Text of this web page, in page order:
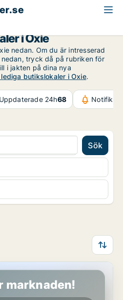
i Oxie
nedan. Om du är intresserad
tryck då på rubriken för
i jakten på dina nya
butikslokaler i Oxie.
Uppdaterade 24h68
Sök
marknaden!